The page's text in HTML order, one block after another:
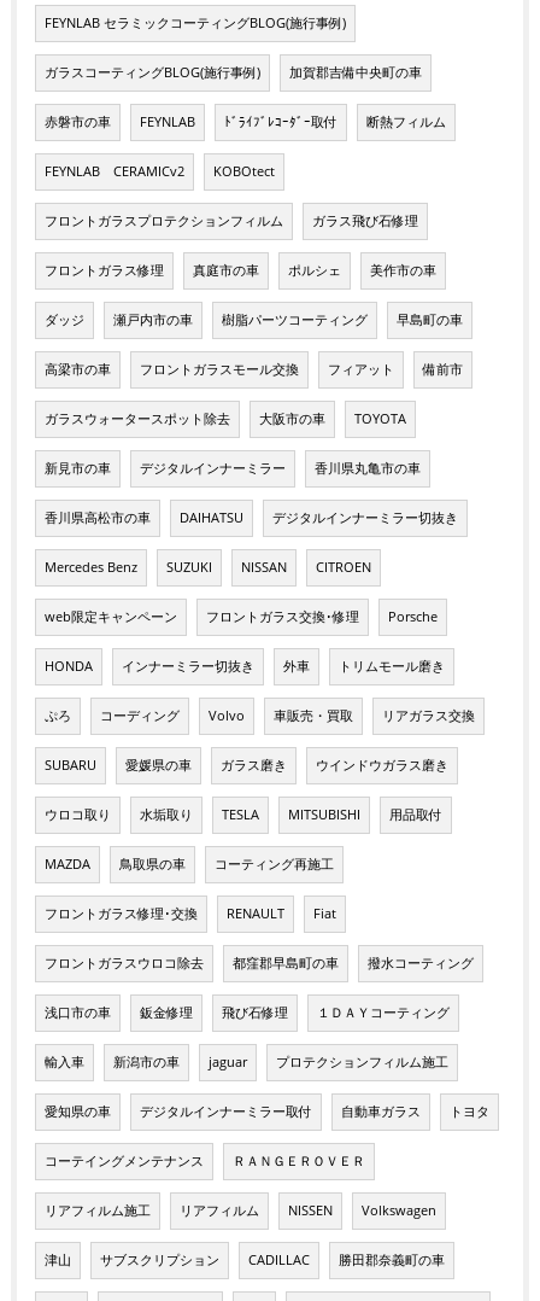
FEYNLAB セラミックコーティングBLOG(施行事例)
ガラスコーティングBLOG(施行事例) 加賀郡吉備中央町の車
赤磐市の車 FEYNLAB ﾄﾞﾗｲﾌﾞﾚｺｰﾀﾞｰ取付 断熱フィルム
FEYNLAB CERAMICv2 KOBOtect
フロントガラスプロテクションフィルム ガラス飛び石修理
フロントガラス修理 真庭市の車 ポルシェ 美作市の車
ダッジ 瀬戸内市の車 樹脂パーツコーティング 早島町の車
高梁市の車 フロントガラスモール交換 フィアット 備前市
ガラスウォータースポット除去 大阪市の車 TOYOTA
新見市の車 デジタルインナーミラー 香川県丸亀市の車
香川県高松市の車 DAIHATSU デジタルインナーミラー切抜き
Mercedes Benz SUZUKI NISSAN CITROEN
web限定キャンペーン フロントガラス交換･修理 Porsche
HONDA インナーミラー切抜き 外車 トリムモール磨き
ぷろ コーディング Volvo 車販売・買取 リアガラス交換
SUBARU 愛媛県の車 ガラス磨き ウインドウガラス磨き
ウロコ取り 水垢取り TESLA MITSUBISHI 用品取付
MAZDA 鳥取県の車 コーティング再施工
フロントガラス修理･交換 RENAULT Fiat
フロントガラスウロコ除去 都窪郡早島町の車 撥水コーティング
浅口市の車 鈑金修理 飛び石修理 １ＤＡＹコーティング
輸入車 新潟市の車 jaguar プロテクションフィルム施工
愛知県の車 デジタルインナーミラー取付 自動車ガラス トヨタ
コーテイングメンテナンス ＲＡＮＧＥＲＯＶＥＲ
リアフィルム施工 リアフィルム NISSEN Volkswagen
津山 サブスクリプション CADILLAC 勝田郡奈義町の車